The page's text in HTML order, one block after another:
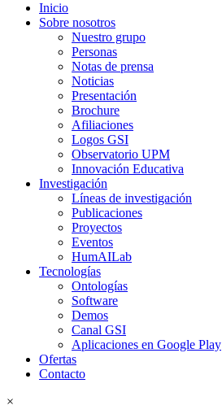
Inicio
Sobre nosotros
Nuestro grupo
Personas
Notas de prensa
Noticias
Presentación
Brochure
Afiliaciones
Logos GSI
Observatorio UPM
Innovación Educativa
Investigación
Líneas de investigación
Publicaciones
Proyectos
Eventos
HumAILab
Tecnologías
Ontologías
Software
Demos
Canal GSI
Aplicaciones en Google Play
Ofertas
Contacto
×